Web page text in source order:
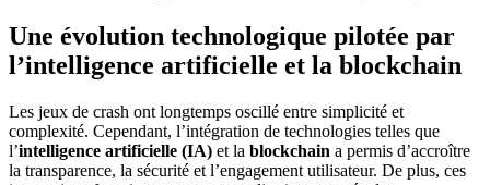
Une évolution technologique pilotée par
l’intelligence artificielle et la blockchain
Les jeux de crash ont longtemps oscillé entre simplicité et
complexité. Cependant, l’intégration de technologies telles que
l’intelligence artificielle (IA) et la blockchain a permis d’accroître
la transparence, la sécurité et l’engagement utilisateur. De plus, ces